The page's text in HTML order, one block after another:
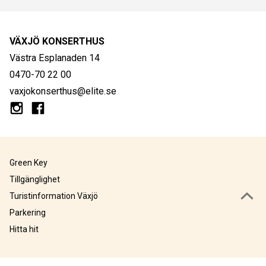
VÄXJÖ KONSERTHUS
Västra Esplanaden 14
0470-70 22 00
vaxjokonserthus@elite.se
Green Key
Tillgänglighet
Turistinformation Växjö
Parkering
Hitta hit